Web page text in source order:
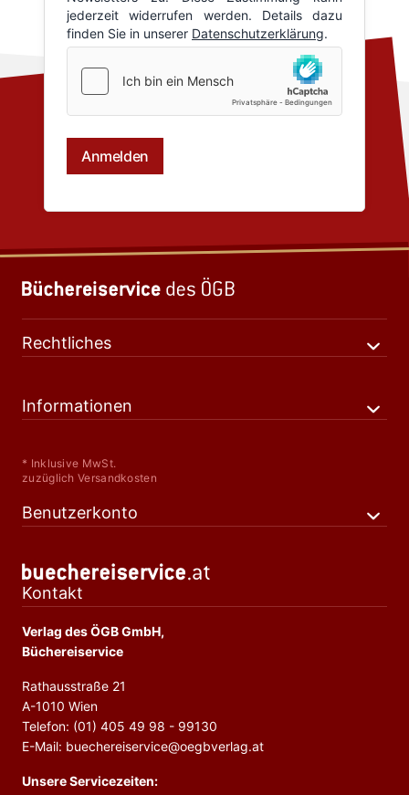
Rechtliches
Informationen
* Inklusive MwSt.
zuzüglich Versandkosten
Benutzerkonto
Kontakt
Verlag des ÖGB GmbH,
Büchereiservice
Rathausstraße 21
A-1010 Wien
Telefon: (01) 405 49 98 - 99130
E-Mail: buechereiservice@oegbverlag.at
Unsere Servicezeiten: